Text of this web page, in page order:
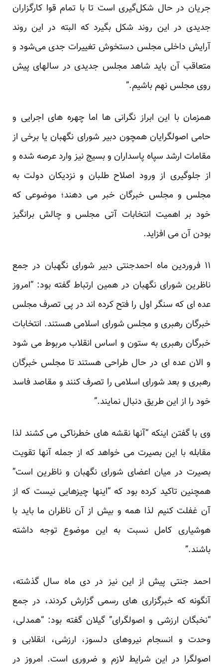
جریان در حال شکل‌گیری است تا با تمام قوا کارگزاران
جدیدی در این روند شکل بگیرد که البته در این روند
آرایش داخلی مجلس دستخوش تغییرات جدی می‌شود و
متعاقب آن باید شاهد مجلس جدیدی در سالهای پیش
روی مجلس نهم باشیم.”
همزمان با این ابراز نگرانی ها اما چهره های اجرایی و
حامی اصولگرایان همچون دبیر شورای نگهبان یا برخی از
مقامات ارشد سپاه پاسداران و بسیج نیز وارد عرصه شده و
از جلوگیری از ورود اصلاح طلبان و نزدیکان دولت به
مجلس و مجلس خبرگان خبر می دهند؛ موضوعی که
خود بر اهمیت انتخابات آتی مجلس و چالش برانگیز
بودن آن می افزاید.
۱۱ فروردین ماه احمدجنتی دبیر شورای نگهبان در جمع
ناظرین شورای نگهبان در همین ارتباط گفته بود: “امروز
عده ای که سنگر اول را فتح کرده اند در پی تصرف مجلس
خبرگان رهبری و مجلس شورای اسلامی هستند. انتخابات
خبرگان رهبری به ستون و اساس انقلاب مربوط می شود
و الان عده ای در حال طراحی هستند تا مجلس خبرگان
رهبری و بعد شورای اسلامی را تصرف کنند و مقاصد فاسد
خود را از این طریق دنبال نمایند.”
وی با گفتن اینکه “آنها نقشه های خطرناکی می کشند لذا
مقابله با این بصیرت می خواهد که از جمله آنها تقویت
بصیرت در میان اعضای شورای نگهبان و ناظرین است”
همچنین تاکید کرده بود که “اینها چیزهایی نیست که از
آن غفلت کنیم لذا همه و بیش از آن ناظران ما باید با
هوشیاری کامل نسبت به این موضوع توجه داشته
باشند.”
احمد جنتی پیش از این نیز در دی ماه سال گذشته،
آنگونه که خبرگزاری های رسمی گزارش کردند، در جمع
“نخبگان ارزشی و اصولگرای” گیلان گفته بود: “همدلی،
وحدت و انسجام نیروهای دلسوز، ارزشی، انقلابی و
اصولگرا در این شرایط لازم و ضروری است. امروز در